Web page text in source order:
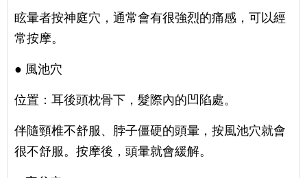
眩暈者按神庭穴，通常會有很強烈的痛感，可以經
常按摩。
● 風池穴
位置：耳後頭枕骨下，髮際內的凹陷處。
伴隨頸椎不舒服、脖子僵硬的頭暈，按風池穴就會
很不舒服。按摩後，頭暈就會緩解。